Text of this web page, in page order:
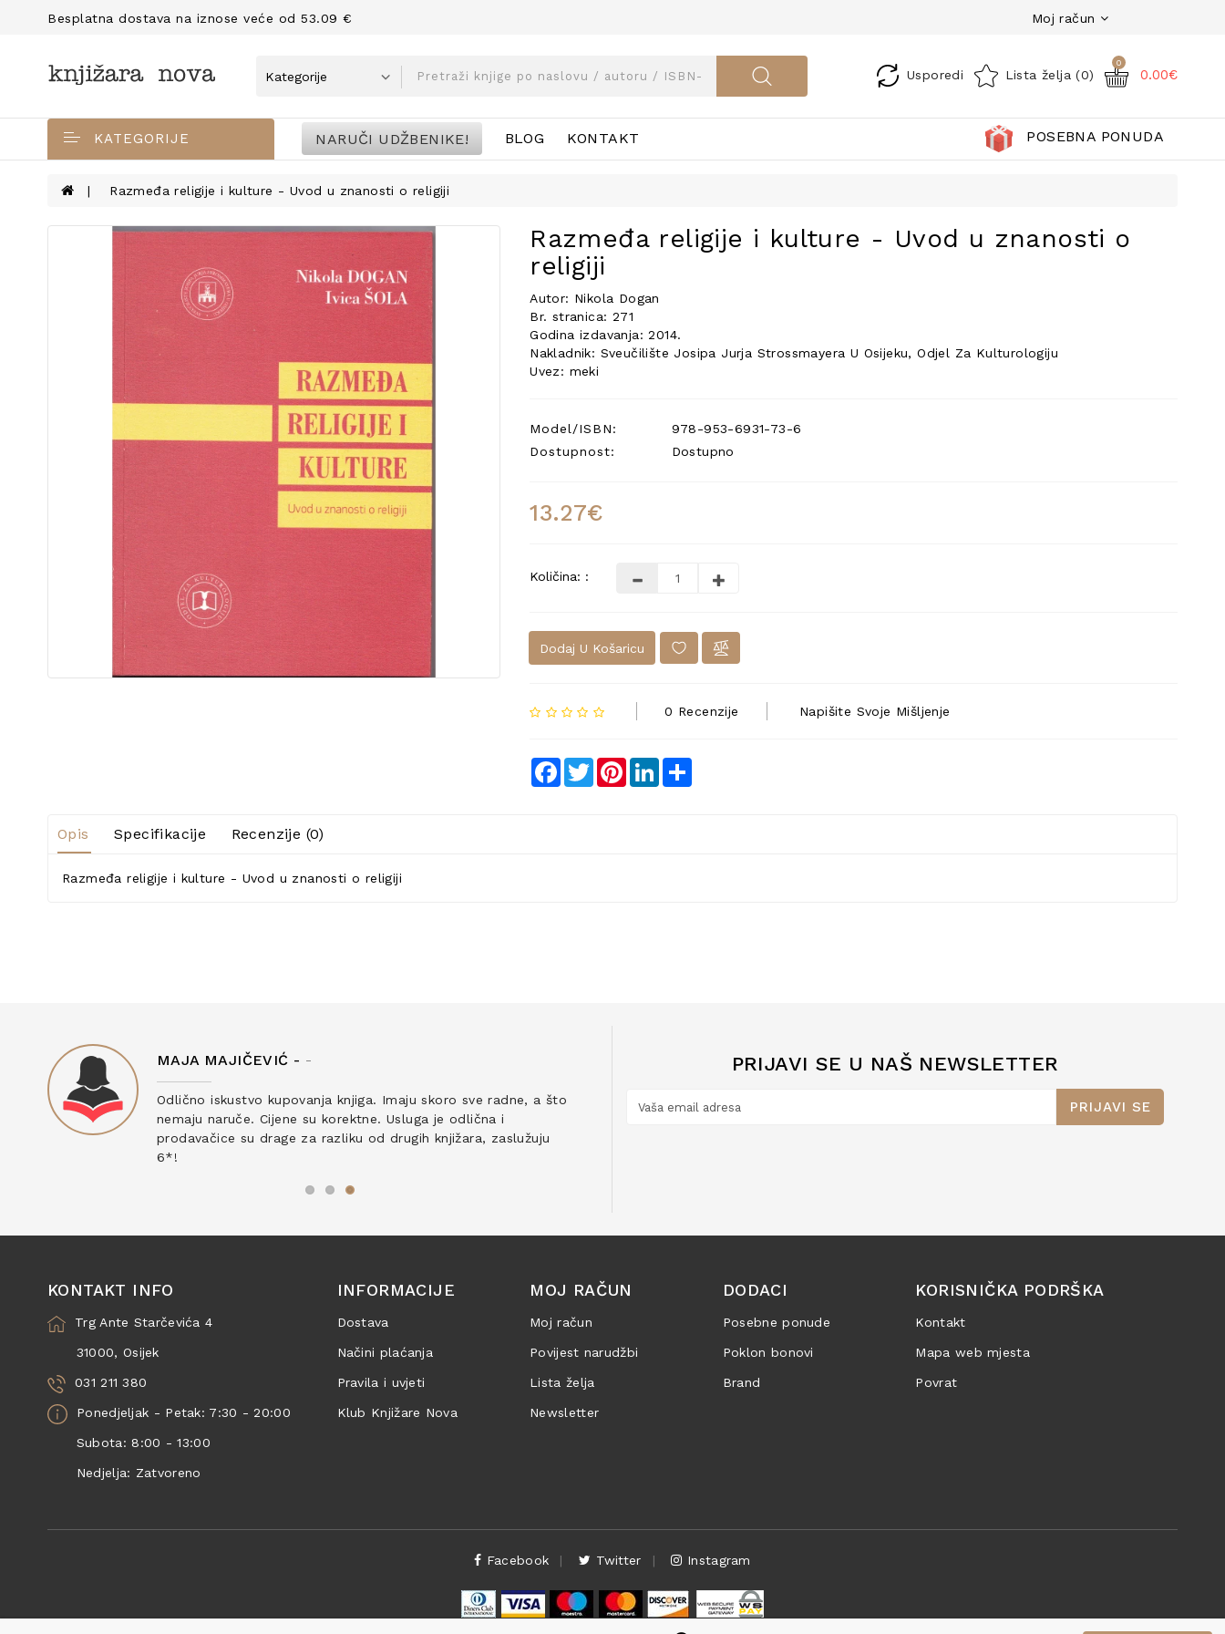
Besplatna dostava na iznose veće od 53.09 € Moj račun
Usporedi Lista želja (0)
0
0.00€
KATEGORIJE NARUČI UDŽBENIKE! BLOG KONTAKT POSEBNA PONUDA
Razmeđa religije i kulture - Uvod u znanosti o religiji
Razmeđa religije i kulture - Uvod u znanosti o
religiji
Autor: Nikola Dogan
Br. stranica: 271
Godina izdavanja: 2014.
Nakladnik: Sveučilište Josipa Jurja Strossmayera U Osijeku, Odjel Za Kulturologiju
Uvez: meki
Model/ISBN:
978-953-6931-73-6
Dostupnost:
Dostupno
13.27€
Količina: :
Dodaj U Košaricu
0 Recenzije Napišite Svoje Mišljenje
Facebook
TwitterPinterestLinkedIn
Opis Specifikacije Recenzije (0)
Razmeđa religije i kulture - Uvod u znanosti o religiji
MAJA MAJIČEVIĆ - -
Odlično iskustvo kupovanja knjiga. Imaju skoro sve radne, a što
nemaju naruče. Cijene su korektne. Usluga je odlična i
prodavačice su drage za razliku od drugih knjižara, zaslužuju
6*!
PRIJAVI SE U NAŠ NEWSLETTER
PRIJAVI SE
KONTAKT INFO
Trg Ante Starčevića 4
31000, Osijek
031 211 380
Ponedjeljak - Petak: 7:30 - 20:00
Subota: 8:00 - 13:00
Nedjelja: Zatvoreno
INFORMACIJE
Dostava
Načini plaćanja
Pravila i uvjeti
Klub Knjižare Nova
MOJ RAČUN
Moj račun
Povijest narudžbi
Lista želja
Newsletter
DODACI
Posebne ponude
Poklon bonovi
Brand
KORISNIČKA PODRŠKA
Kontakt
Mapa web mjesta
Povrat
Facebook Twitter Instagram